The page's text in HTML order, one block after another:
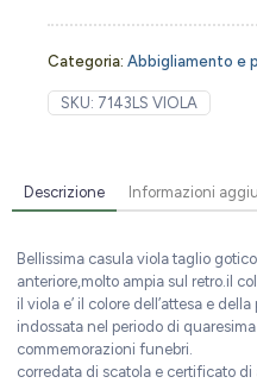
Categoria: Abbigliamento e
SKU: 7143LS VIOLA
Descrizione Informazioni
Bellissima casula viola taglio
anteriore,molto ampia sul retro.il
il viola e’ il colore dell’attesa e
indossata nel periodo di
commemorazioni funebri.
corredata di scatola e certificato di